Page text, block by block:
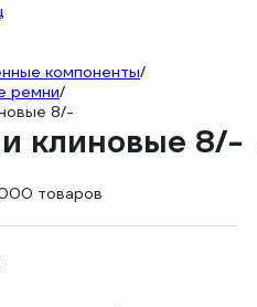
компоненты/
ремни/
8/-
клиновые 8/-
товаров